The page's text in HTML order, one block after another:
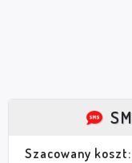
Szacowany koszt: